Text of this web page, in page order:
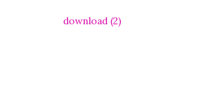
download (2)